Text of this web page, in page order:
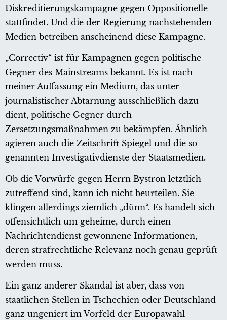
Diskreditierungskampagne gegen Oppositionelle
stattfindet. Und die der Regierung nachstehenden
Medien betreiben anscheinend diese Kampagne.
„Correctiv“ ist für Kampagnen gegen politische
Gegner des Mainstreams bekannt. Es ist nach
meiner Auffassung ein Medium, das unter
journalistischer Abtarnung ausschließlich dazu
dient, politische Gegner durch
Zersetzungsmaßnahmen zu bekämpfen. Ähnlich
agieren auch die Zeitschrift Spiegel und die so
genannten Investigativdienste der Staatsmedien.
Ob die Vorwürfe gegen Herrn Bystron letztlich
zutreffend sind, kann ich nicht beurteilen. Sie
klingen allerdings ziemlich „dünn“. Es handelt sich
offensichtlich um geheime, durch einen
Nachrichtendienst gewonnene Informationen,
deren strafrechtliche Relevanz noch genau geprüft
werden muss.
Ein ganz anderer Skandal ist aber, dass von
staatlichen Stellen in Tschechien oder Deutschland
ganz ungeniert im Vorfeld der Europawahl